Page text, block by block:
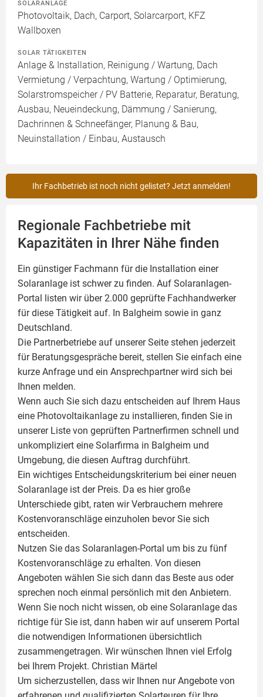
SOLARANLAGE
Photovoltaik, Dach, Carport, Solarcarport, KFZ
Wallboxen
SOLAR TÄTIGKEITEN
Anlage & Installation, Reinigung / Wartung, Dach
Vermietung / Verpachtung, Wartung / Optimierung,
Solarstromspeicher / PV Batterie, Reparatur, Beratung,
Ausbau, Neueindeckung, Dämmung / Sanierung,
Dachrinnen & Schneefänger, Planung & Bau,
Neuinstallation / Einbau, Austausch
Ihr Fachbetrieb ist noch nicht gelistet? Jetzt anmelden!
Regionale Fachbetriebe mit
Kapazitäten in Ihrer Nähe finden
Ein günstiger Fachmann für die Installation einer
Solaranlage ist schwer zu finden. Auf Solaranlagen-
Portal listen wir über 2.000 geprüfte Fachhandwerker
für diese Tätigkeit auf. In Balgheim sowie in ganz
Deutschland.
Die Partnerbetriebe auf unserer Seite stehen jederzeit
für Beratungsgespräche bereit, stellen Sie einfach eine
kurze Anfrage und ein Ansprechpartner wird sich bei
Ihnen melden.
Wenn auch Sie sich dazu entscheiden auf Ihrem Haus
eine Photovoltaikanlage zu installieren, finden Sie in
unserer Liste von geprüften Partnerfirmen schnell und
unkompliziert eine Solarfirma in Balgheim und
Umgebung, die diesen Auftrag durchführt.
Ein wichtiges Entscheidungskriterium bei einer neuen
Solaranlage ist der Preis. Da es hier große
Unterschiede gibt, raten wir Verbrauchern mehrere
Kostenvoranschläge einzuholen bevor Sie sich
entscheiden.
Nutzen Sie das Solaranlagen-Portal um bis zu fünf
Kostenvoranschläge zu erhalten. Von diesen
Angeboten wählen Sie sich dann das Beste aus oder
sprechen noch einmal persönlich mit den Anbietern.
Wenn Sie noch nicht wissen, ob eine Solaranlage das
richtige für Sie ist, dann haben wir auf unserem Portal
die notwendigen Informationen übersichtlich
zusammengetragen. Wir wünschen Ihnen viel Erfolg
bei Ihrem Projekt. Christian Märtel
Um sicherzustellen, dass wir Ihnen nur Angebote von